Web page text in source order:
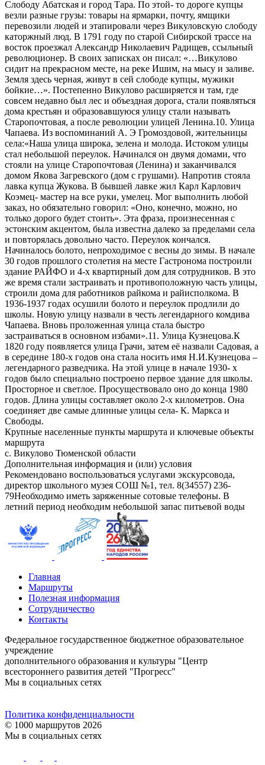
Слободу Абатская и город Тара. По этой- то дороге купцы
везли разные грузы: товары на ярмарки, почту, ямщики
перевозили людей и этапировали через Викуловскую слободу
каторжный люд. В 1791 году по старой Сибирской трассе на
восток проезжал Александр Николаевич Радищев, ссыльный
революционер. В своих записках он писал: «…Викулово
сидит на прекрасном месте, на реке Ишим, на мысу и заливе.
Земля здесь черная, живут в сей слободе купцы, мужики
бойкие…». Постепенно Викулово расширяется и там, где
совсем недавно был лес и объездная дорога, стали появляться
дома крестьян и образовавшуюся улицу стали называть
Старопочтовая, а после революции улицей Ленина.10. Улица
Чапаева. Из воспоминаний А. Э Громоздовой, жительницы
села:«Наша улица широка, зелена и молода. Истоком улицы
стал небольшой переулок. Начинался он двумя домами, что
стояли на улице Старопочтовая (Ленина) и заканчивался
домом Якова Загревского (дом с грушами). Напротив стояла
лавка купца Жукова. В бывшей лавке жил Карл Карлович
Коэмец- мастер на все руки, умелец. Мог выполнить любой
заказ, но обязательно говорил: «Оно, конечно, можно, но
только дорого будет стоить». Эта фраза, произнесенная с
эстонским акцентом, была известна далеко за пределами села
и повторялась довольно часто. Переулок кончался.
Начиналось болото, непроходимое с весны до зимы. В начале
30 годов прошлого столетия на месте Гастронома построили
здание РАЙФО и 4-х квартирный дом для сотрудников. В это
же время стали застраивать и противоположную часть улицы,
строили дома для работников райкома и райисполкома. В
1936-1937 годах осушили болото и переулок продлили до
школы. Новую улицу назвали в честь легендарного комдива
Чапаева. Вновь проложенная улица стала быстро
застраиваться в основном избами».11. Улица Кузнецова.К
1820 году появляется улица Грачи, затем её назвали Садовая, а
в середине 180-х годов она стала носить имя Н.И.Кузнецова –
легендарного разведчика. На этой улице в начале 1930- х
годов было специально построено первое здание для школы.
Просторное и светлое. Просуществовало оно до конца 1980
годов. Длина улицы составляет около 2-х километров. Она
соединяет две самые длинные улицы села- К. Маркса и
Свободы.
Крупные населенные пункты маршрута и ключевые объекты
маршрута
с. Викулово Тюменской области
Дополнительная информация и (или) условия
Рекомендовано воспользоваться услугами экскурсовода,
директор школьного музея СОШ №1, тел. 8(34557) 236-
79Необходимо иметь заряженные сотовые телефоны. В
летний период необходим небольшой запас питьевой воды
Главная
Маршруты
Полезная информация
Сотрудничество
Контакты
Федеральное государственное бюджетное образовательное
учреждение
дополнительного образования и культуры "Центр
всестороннего развития детей "Прогресс"
Мы в социальных сетях
Политика конфиденциальности
© 1000 маршрутов 2026
Мы в социальных сетях